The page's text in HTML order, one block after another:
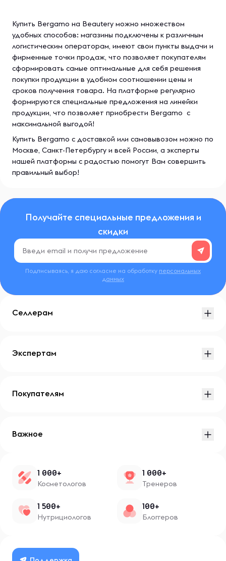
Купить Bergamo на Beautery можно множеством
удобных способов: магазины подключены к различным
логистическим операторам, имеют свои пункты выдачи и
фирменные точки продаж, что позволяет покупателям
сформировать самые оптимальные для себя решения
покупки продукции в удобном соотношении цены и
сроков получения товара. На платформе регулярно
формируются специальные предложения на линейки
продукции, что позволяет приобрести Bergamo с
максимальной выгодой!
Купить Bergamo с доставкой или самовывозом можно по
Москве, Санкт-Петербургу и всей России, а эксперты
нашей платформы с радостью помогут Вам совершить
правильный выбор!
Получайте специальные предложения и
скидки
Подписываясь, я даю согласие на обработку персональных
данных
Селлерам
Экспертам
Покупателям
Важное
1 000+
Косметологов
1 000+
Тренеров
1 500+
Нутрициологов
100+
Блоггеров